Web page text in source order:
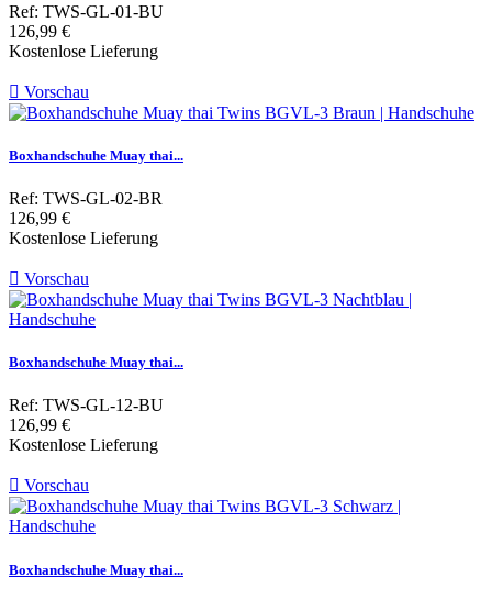
Ref: TWS-GL-01-BU
Preis
126,99 €
Kostenlose Lieferung
 Vorschau
Boxhandschuhe Muay thai...
Ref: TWS-GL-02-BR
Preis
126,99 €
Kostenlose Lieferung
 Vorschau
Boxhandschuhe Muay thai...
Ref: TWS-GL-12-BU
Preis
126,99 €
Kostenlose Lieferung
 Vorschau
Boxhandschuhe Muay thai...